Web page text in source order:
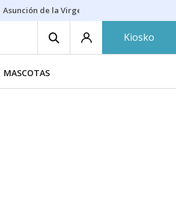
Asunción de la Virgen
Kiosko
MASCOTAS